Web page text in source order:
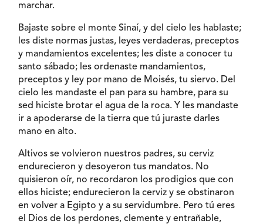
marchar.
Bajaste sobre el monte Sinaí, y del cielo les hablaste;
les diste normas justas, leyes verdaderas, preceptos
y mandamientos excelentes; les diste a conocer tu
santo sábado; les ordenaste mandamientos,
preceptos y ley por mano de Moisés, tu siervo. Del
cielo les mandaste el pan para su hambre, para su
sed hiciste brotar el agua de la roca. Y les mandaste
ir a apoderarse de la tierra que tú juraste darles
mano en alto.
Altivos se volvieron nuestros padres, su cerviz
endurecieron y desoyeron tus mandatos. No
quisieron oír, no recordaron los prodigios que con
ellos hiciste; endurecieron la cerviz y se obstinaron
en volver a Egipto y a su servidumbre. Pero tú eres
el Dios de los perdones, clemente y entrañable,